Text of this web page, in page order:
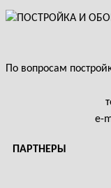
По вопросам
e-
ПАРТНЕРЫ